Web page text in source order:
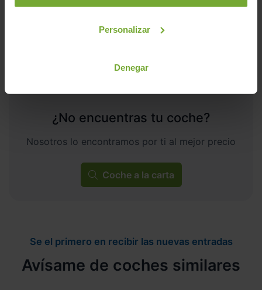
Personalizar
Denegar
¿No encuentras tu coche?
Nosotros lo encontramos por ti al mejor precio
Coche a la carta
Se el primero en recibir las nuevas entradas
Avísame de coches similares